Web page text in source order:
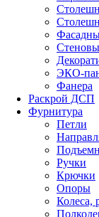
ЭКО-
Фанера
Раскрой ДСП
Фурнитура
Петли
Ручки
Крючки
Опоры
Колеса,